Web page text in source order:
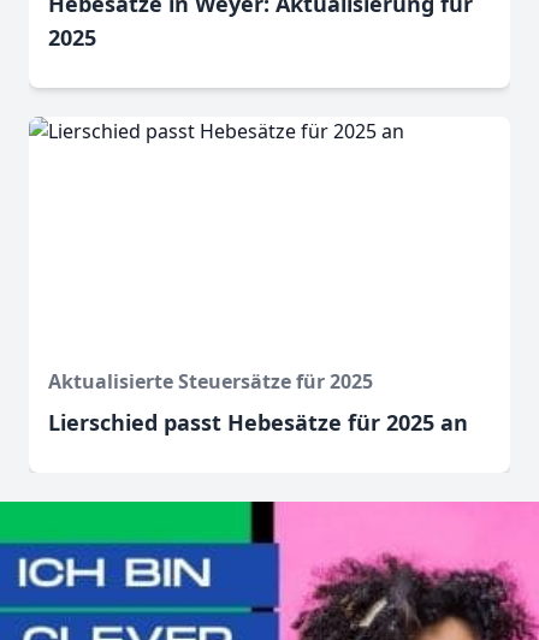
2025
Aktualisierte Steuersätze für 2025
Lierschied passt Hebesätze für 2025 an